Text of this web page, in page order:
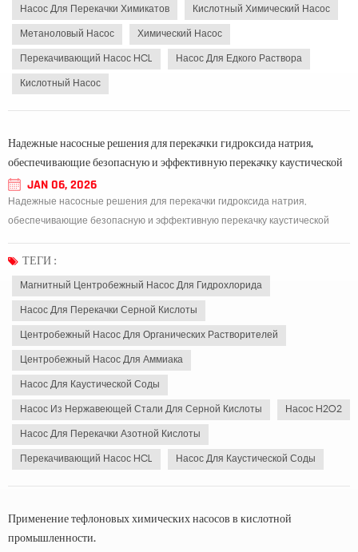
Насос Для Перекачки Химикатов Кислотный Химический Насос
Метаноловый Насос Химический Насос
Перекачивающий Насос HCL Насос Для Едкого Раствора
Кислотный Насос
Надежные насосные решения для перекачки гидроксида натрия,
обеспечивающие безопасную и эффективную перекачку каустической
соды.JAN 06, 2026
Надежные насосные решения для перекачки гидроксида натрия,
обеспечивающие безопасную и эффективную перекачку каустической
ключевым элементом оборудования в химической промышленности,
водоочистке, целлюлозно-бумажной промышленности и отделк...
ТЕГИ :
Магнитный Центробежный Насос Для Гидрохлорида
Насос Для Перекачки Серной Кислоты
Центробежный Насос Для Органических Растворителей
Центробежный Насос Для Аммиака
Насос Для Каустической Соды
Насос Из Нержавеющей Стали Для Серной Кислоты Насос H2O2
Насос Для Перекачки Азотной Кислоты
Перекачивающий Насос HCL Насос Для Каустической Соды
Применение тефлоновых химических насосов в кислотной
промышленности.